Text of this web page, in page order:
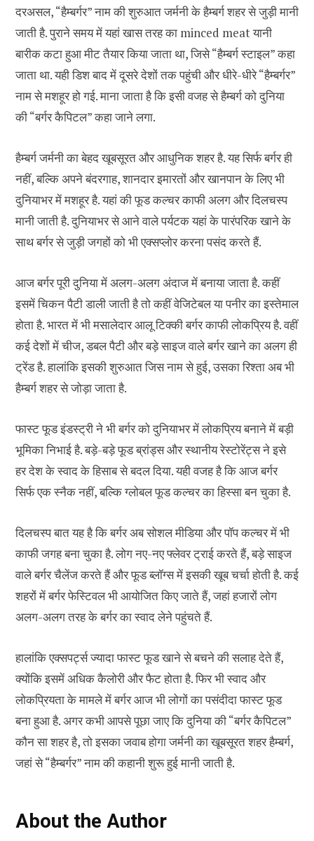
दरअसल, “हैम्बर्गर” नाम की शुरुआत जर्मनी के हैम्बर्ग शहर से जुड़ी मानी
जाती है. पुराने समय में यहां खास तरह का minced meat यानी
बारीक कटा हुआ मीट तैयार किया जाता था, जिसे “हैम्बर्ग स्टाइल” कहा
जाता था. यही डिश बाद में दूसरे देशों तक पहुंची और धीरे-धीरे “हैम्बर्गर”
नाम से मशहूर हो गई. माना जाता है कि इसी वजह से हैम्बर्ग को दुनिया
की “बर्गर कैपिटल” कहा जाने लगा.
हैम्बर्ग जर्मनी का बेहद खूबसूरत और आधुनिक शहर है. यह सिर्फ बर्गर ही
नहीं, बल्कि अपने बंदरगाह, शानदार इमारतों और खानपान के लिए भी
दुनियाभर में मशहूर है. यहां की फूड कल्चर काफी अलग और दिलचस्प
मानी जाती है. दुनियाभर से आने वाले पर्यटक यहां के पारंपरिक खाने के
साथ बर्गर से जुड़ी जगहों को भी एक्सप्लोर करना पसंद करते हैं.
आज बर्गर पूरी दुनिया में अलग-अलग अंदाज में बनाया जाता है. कहीं
इसमें चिकन पैटी डाली जाती है तो कहीं वेजिटेबल या पनीर का इस्तेमाल
होता है. भारत में भी मसालेदार आलू टिक्की बर्गर काफी लोकप्रिय है. वहीं
कई देशों में चीज, डबल पैटी और बड़े साइज वाले बर्गर खाने का अलग ही
ट्रेंड है. हालांकि इसकी शुरुआत जिस नाम से हुई, उसका रिश्ता अब भी
हैम्बर्ग शहर से जोड़ा जाता है.
फास्ट फूड इंडस्ट्री ने भी बर्गर को दुनियाभर में लोकप्रिय बनाने में बड़ी
भूमिका निभाई है. बड़े-बड़े फूड ब्रांड्स और स्थानीय रेस्टोरेंट्स ने इसे
हर देश के स्वाद के हिसाब से बदल दिया. यही वजह है कि आज बर्गर
सिर्फ एक स्नैक नहीं, बल्कि ग्लोबल फूड कल्चर का हिस्सा बन चुका है.
दिलचस्प बात यह है कि बर्गर अब सोशल मीडिया और पॉप कल्चर में भी
काफी जगह बना चुका है. लोग नए-नए फ्लेवर ट्राई करते हैं, बड़े साइज
वाले बर्गर चैलेंज करते हैं और फूड ब्लॉग्स में इसकी खूब चर्चा होती है. कई
शहरों में बर्गर फेस्टिवल भी आयोजित किए जाते हैं, जहां हजारों लोग
अलग-अलग तरह के बर्गर का स्वाद लेने पहुंचते हैं.
हालांकि एक्सपर्ट्स ज्यादा फास्ट फूड खाने से बचने की सलाह देते हैं,
क्योंकि इसमें अधिक कैलोरी और फैट होता है. फिर भी स्वाद और
लोकप्रियता के मामले में बर्गर आज भी लोगों का पसंदीदा फास्ट फूड
बना हुआ है. अगर कभी आपसे पूछा जाए कि दुनिया की “बर्गर कैपिटल”
कौन सा शहर है, तो इसका जवाब होगा जर्मनी का खूबसूरत शहर हैम्बर्ग,
जहां से “हैम्बर्गर” नाम की कहानी शुरू हुई मानी जाती है.
About the Author